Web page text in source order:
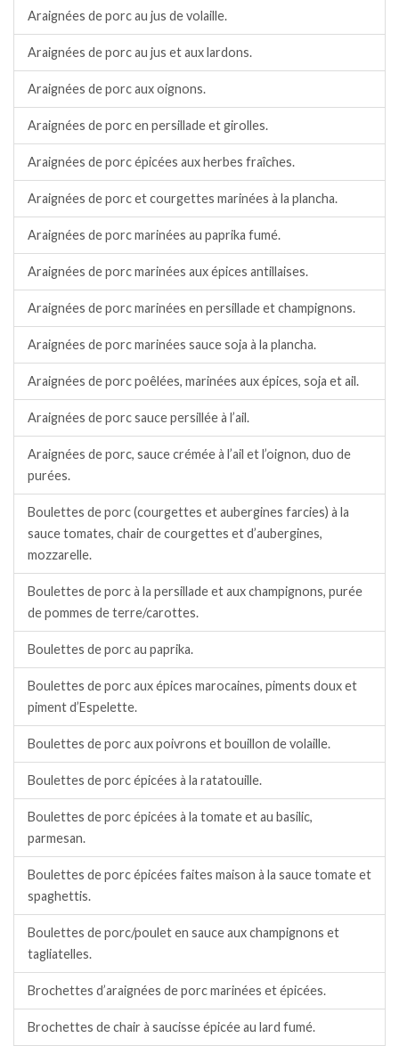
Araignées de porc au jus de volaille.
Araignées de porc au jus et aux lardons.
Araignées de porc aux oignons.
Araignées de porc en persillade et girolles.
Araignées de porc épicées aux herbes fraîches.
Araignées de porc et courgettes marinées à la plancha.
Araignées de porc marinées au paprika fumé.
Araignées de porc marinées aux épices antillaises.
Araignées de porc marinées en persillade et champignons.
Araignées de porc marinées sauce soja à la plancha.
Araignées de porc poêlées, marinées aux épices, soja et ail.
Araignées de porc sauce persillée à l’ail.
Araignées de porc, sauce crémée à l’ail et l’oignon, duo de
purées.
Boulettes de porc (courgettes et aubergines farcies) à la
sauce tomates, chair de courgettes et d’aubergines,
mozzarelle.
Boulettes de porc à la persillade et aux champignons, purée
de pommes de terre/carottes.
Boulettes de porc au paprika.
Boulettes de porc aux épices marocaines, piments doux et
piment d’Espelette.
Boulettes de porc aux poivrons et bouillon de volaille.
Boulettes de porc épicées à la ratatouille.
Boulettes de porc épicées à la tomate et au basilic,
parmesan.
Boulettes de porc épicées faites maison à la sauce tomate et
spaghettis.
Boulettes de porc/poulet en sauce aux champignons et
tagliatelles.
Brochettes d’araignées de porc marinées et épicées.
Brochettes de chair à saucisse épicée au lard fumé.